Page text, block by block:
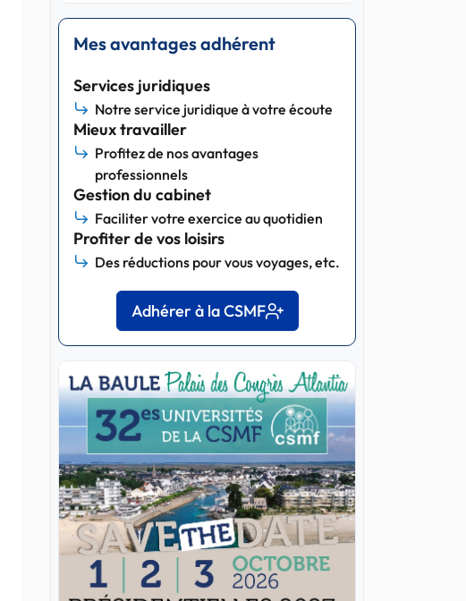
Mes avantages adhérent
Services juridiques
Notre service juridique à votre écoute
Mieux travailler
Profitez de nos avantages
professionnels
Gestion du cabinet
Faciliter votre exercice au quotidien
Profiter de vos loisirs
Des réductions pour vous voyages, etc.
Adhérer à la CSMF